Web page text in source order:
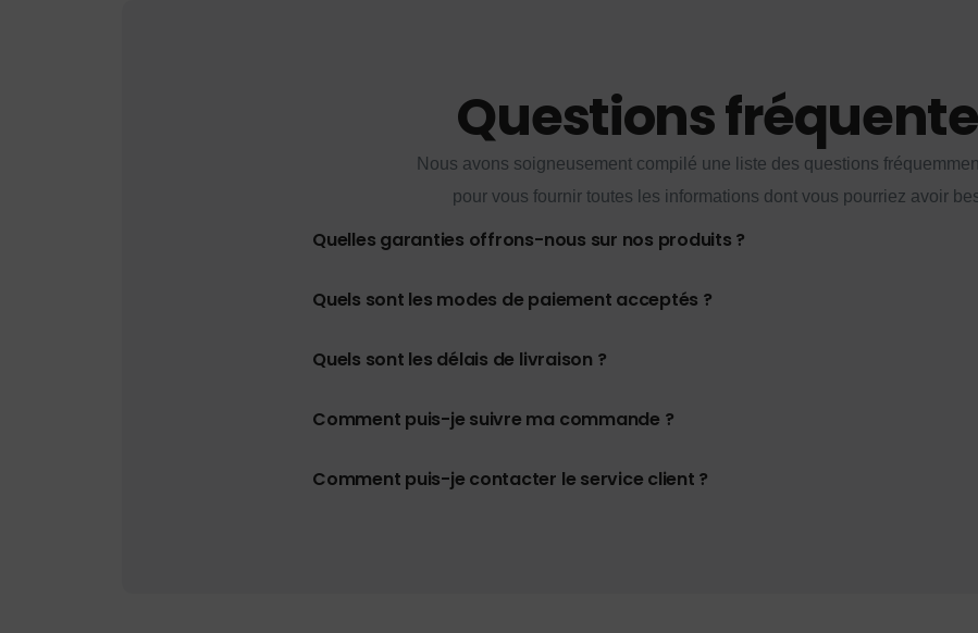
Questions
Nous avons soigneusement compilé une liste des questions
pour vous fournir toutes les informations dont vous pourriez avoir
Quelles garanties offrons-nous sur nos produits ?
Quels sont les modes de paiement acceptés ?
Quels sont les délais de livraison ?
Comment puis-je suivre ma commande ?
Comment puis-je contacter le service client ?